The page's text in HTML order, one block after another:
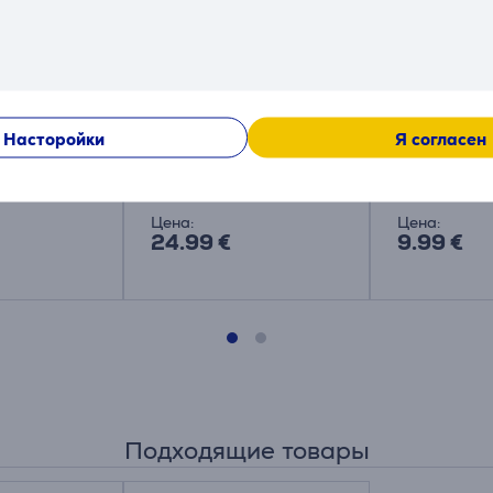
Насторойки Я согласен
Коврик
Pad, черный - Коврик
для мыши
Цена:
24.99 €
Цена:
9.99 €
Подходящие товары